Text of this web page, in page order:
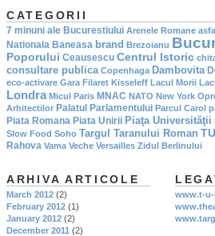
CATEGORII
7 minuni ale Bucurestiului Arenele Romane
Nationala Baneasa brand Brezoianu
Poporului Ceausescu Centrul Istoric
consultare publica Copenhaga Dambovita
eco-activare Gara Filaret Kisseleff Lacul Morii
Londra Micul Paris MNAC NATO New York
Arhitectilor Palatul Parlamentului Parcul Carol
Piata Romana Piata Unirii Piaţa Universităţii
Slow Food Soho Targul Taranului Roman
Rahova Vama Veche Versailles Zidul Berlinului
www.t-
ARHIVA ARTICOLE
March 2012 (2)
February 2012 (1)
January 2012 (2)
December 2011 (2)